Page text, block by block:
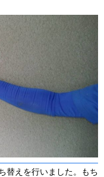
替えを行いました。もち